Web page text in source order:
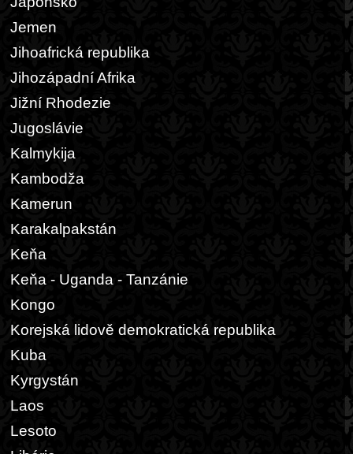
Jemen
Jihoafrická republika
Jihozápadní Afrika
Jižní Rhodezie
Jugoslávie
Kalmykija
Kambodža
Kamerun
Karakalpakstán
Keňa
Keňa - Uganda - Tanzánie
Kongo
Korejská lidově demokratická republika
Kuba
Kyrgystán
Laos
Lesoto